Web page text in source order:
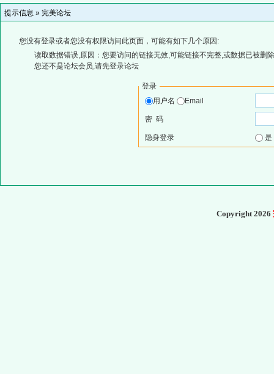
提示信息 » 完美论坛
您没有登录或者您没有权限访问此页面，可能有如下几个原因:
读取数据错误,原因：您要访问的链接无效,可能链接不完整,或数据已被删
您还不是论坛会员,请先登录论坛
登录
用户名
Email
密 码
隐身登录
Copyright 2026